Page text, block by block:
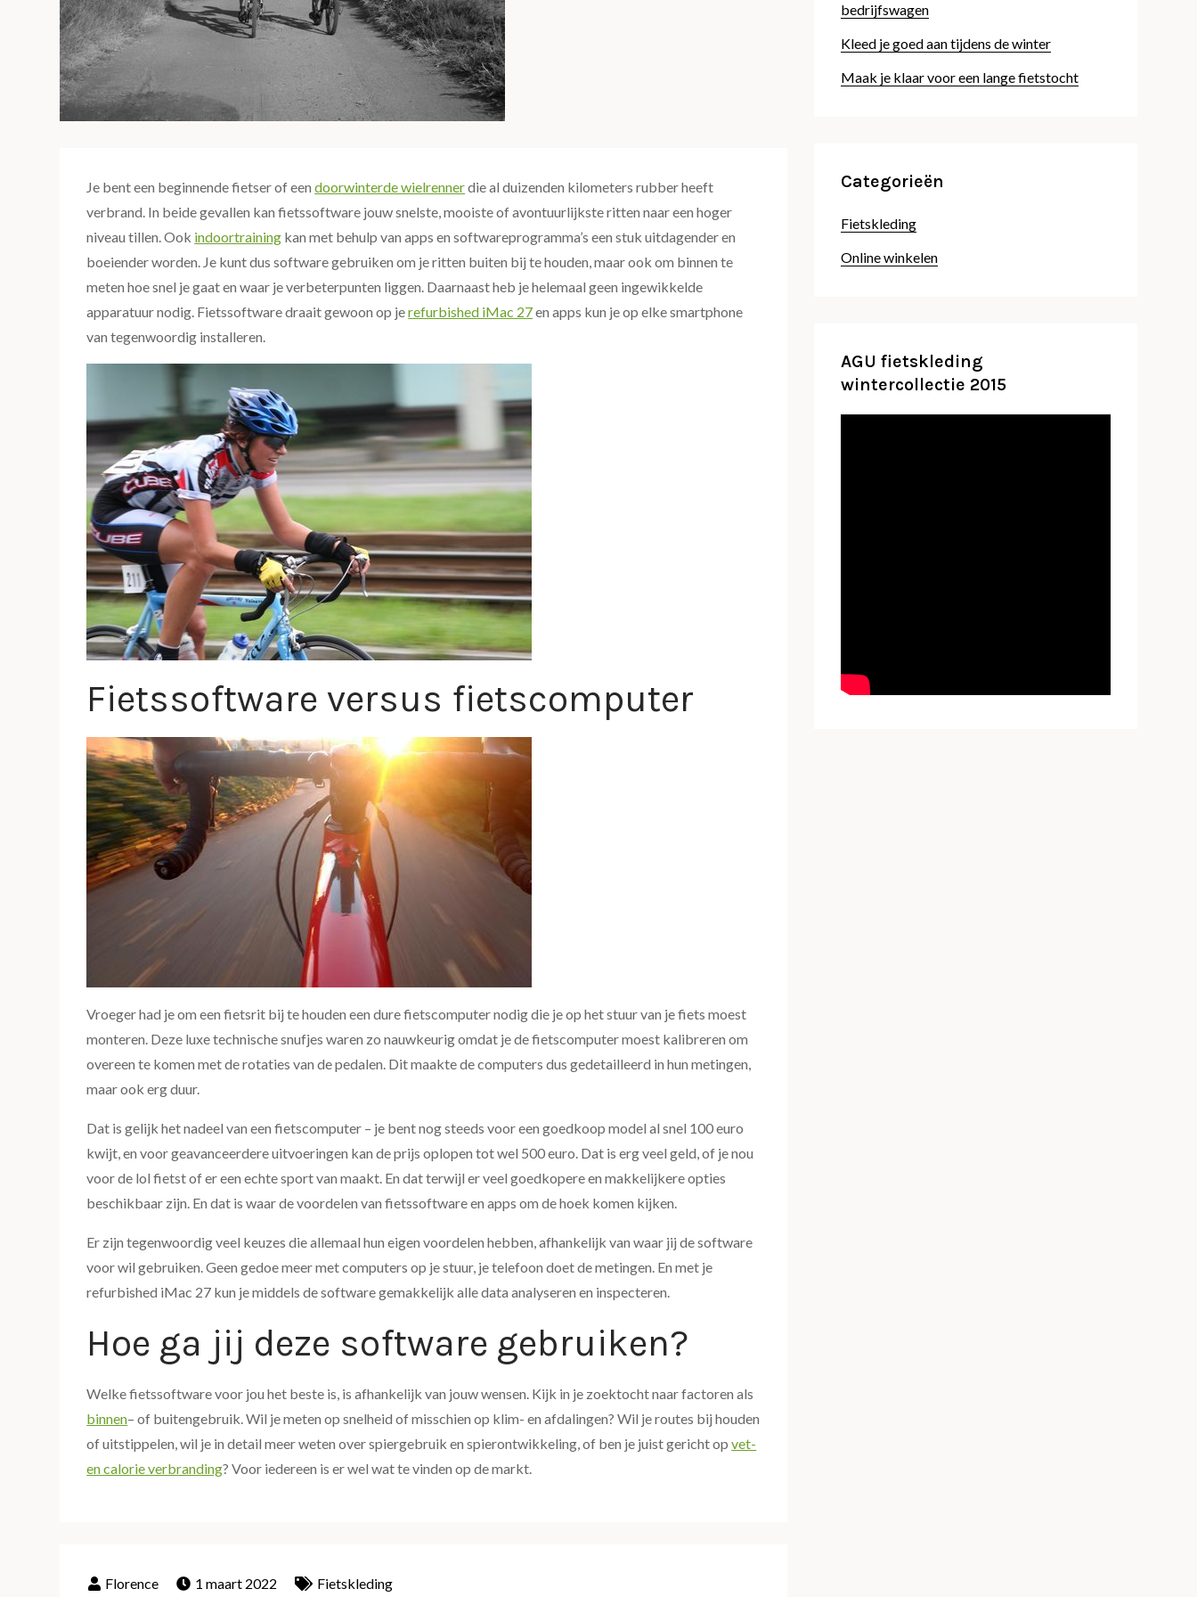
Je bent een beginnende fietser of eendoorwinterde wielrennerdie al duizenden kilometers rubber heeft
verbrand. In beide gevallen kan fietssoftware jouw snelste, mooiste of avontuurlijkste ritten naar een hoger
niveau tillen. Ook indoortraining kan met behulp van apps en softwareprogramma’s een stuk uitdagender en
boeiender worden. Je kunt dus software gebruiken om je ritten buiten bij te houden, maar ook om binnen te
meten hoe snel je gaat en waar je verbeterpunten liggen. Daarnaast heb je helemaal geen ingewikkelde
apparatuur nodig. Fietssoftware draait gewoon op jerefurbished iMac 27en apps kun je op elke smartphone
van tegenwoordig installeren.
Fietssoftware versus fietscomputer
Vroeger had je om een fietsrit bij te houden een dure fietscomputer nodig die je op het stuur van je fiets moest
monteren. Deze luxe technische snufjes waren zo nauwkeurig omdat je de fietscomputer moest kalibreren om
overeen te komen met de rotaties van de pedalen. Dit maakte de computers dus gedetailleerd in hun metingen,
maar ook erg duur.
Dat is gelijk het nadeel van een fietscomputer – je bent nog steeds voor een goedkoop model al snel 100 euro
kwijt, en voor geavanceerdere uitvoeringen kan de prijs oplopen tot wel 500 euro. Dat is erg veel geld, of je nou
voor de lol fietst of er een echte sport van maakt. En dat terwijl er veel goedkopere en makkelijkere opties
beschikbaar zijn. En dat is waar de voordelen van fietssoftware en apps om de hoek komen kijken.
Er zijn tegenwoordig veel keuzes die allemaal hun eigen voordelen hebben, afhankelijk van waar jij de software
voor wil gebruiken. Geen gedoe meer met computers op je stuur, je telefoon doet de metingen. En met je
refurbished iMac 27 kun je middels de software gemakkelijk alle data analyseren en inspecteren.
Hoe ga jij deze software gebruiken?
Welke fietssoftware voor jou het beste is, is afhankelijk van jouw wensen. Kijk in je zoektocht naar factoren als
binnen– of buitengebruik. Wil je meten op snelheid of misschien op klim- en afdalingen? Wil je routes bij houden
of uitstippelen, wil je in detail meer weten over spiergebruik en spierontwikkeling, of ben je juist gericht opvet-
en calorie verbranding? Voor iedereen is er wel wat te vinden op de markt.
1 maart 2022 Fietskleding
bedrijfswagen
Kleed je goed aan tijdens de winter
Maak je klaar voor een lange fietstocht
Categorieën
Fietskleding
Online winkelen
AGU fietskleding
wintercollectie 2015